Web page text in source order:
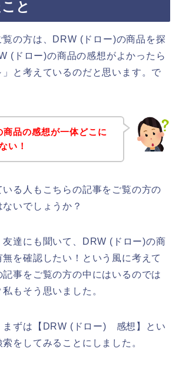
と
覧の方は、DRW (ドロー)の商品を探
(ドロー)の商品の感想がよかったら
と考えているのだと思います。で
品の感想が一体どこに
い！
いる人もこちらの記事をご覧の方の
いでしょうか？
友達にも聞いて、DRW (ドロー)の商
を確認したい！という風に考えて
事をご覧の方の中にはいるのでは
もそう思いました。
まずは【DRW (ドロー) 感想】とい
をしてみることにしました。